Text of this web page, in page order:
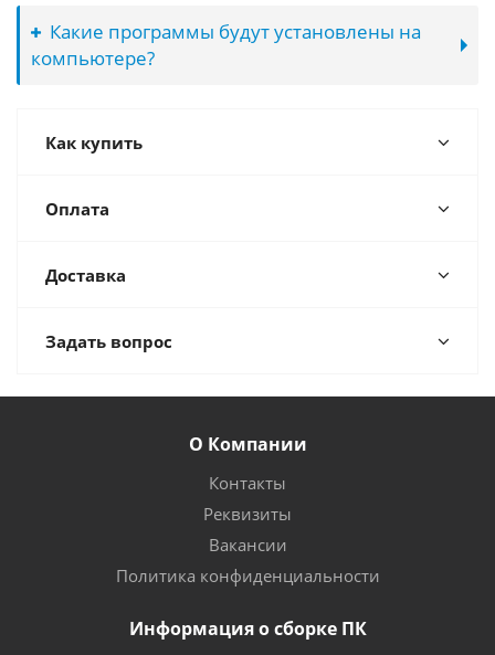
Какие программы будут установлены на
компьютере?
Как купить
Оплата
Доставка
Задать вопрос
О Компании
Контакты
Реквизиты
Вакансии
Политика конфиденциальности
Информация о сборке ПК